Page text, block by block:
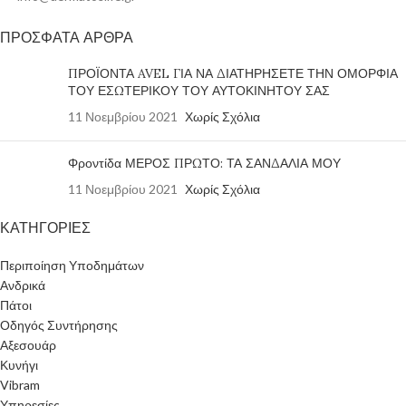
ΠΡΟΣΦΑΤΑ ΑΡΘΡΑ
ΠΡΟΪΟΝΤΑ AVEL ΓΙΑ ΝΑ ΔΙΑΤΗΡΗΣΕΤΕ ΤΗΝ ΟΜΟΡΦΙΑ
ΤΟΥ ΕΣΩΤΕΡΙΚΟΥ ΤΟΥ ΑΥΤΟΚΙΝΗΤΟΥ ΣΑΣ
11 Νοεμβρίου 2021 Χωρίς Σχόλια
Φροντίδα ΜΕΡΟΣ ΠΡΩΤΟ: ΤΑ ΣΑΝΔΑΛΙΑ ΜΟΥ
11 Νοεμβρίου 2021 Χωρίς Σχόλια
ΚΑΤΗΓΟΡΙΕΣ
Περιποίηση Υποδημάτων
Ανδρικά
Πάτοι
Οδηγός Συντήρησης
Αξεσουάρ
Κυνήγι
Vibram